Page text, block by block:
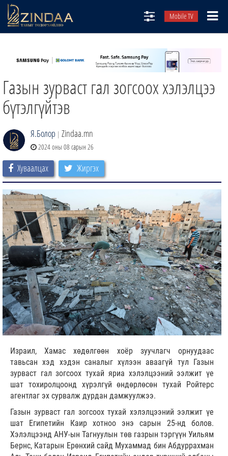
Mobile TV
ТВ8
ӨГЛӨӨНИЙ СОНИН
АУДИО ЗОХИОЛ
ЗИНДАА СЭТГҮҮЛ
Газын зурваст гал зогсоох хэлэлцээ
бүтэлгүйтэв
Я.Болор | Zindaa.mn
2024 оны 08 сарын 26
Хуваалцах Жиргэх
Израил, Хамас хөдөлгөөн хоёр зуучлагч орнуудаас
тавьсан хэд хэдэн саналыг хүлээн аваагүй тул Газын
зурваст гал зогсоох тухай яриа хэлэлцээний ээлжит үе
шат тохиролцоонд хүрэлгүй өндөрлөсөн тухай Ройтерс
агентлаг эх сурвалж дурдан дамжуулжээ.
Газын зурваст гал зогсоох тухай хэлэлцээний ээлжит үе
шат Египетийн Каир хотноо энэ сарын 25-нд болов.
Хэлэлцээнд АНУ-ын Тагнуулын төв газрын тэргүүн Уильям
Бернс, Катарын Ерөнхий сайд Мухаммад бин Абдуррахман